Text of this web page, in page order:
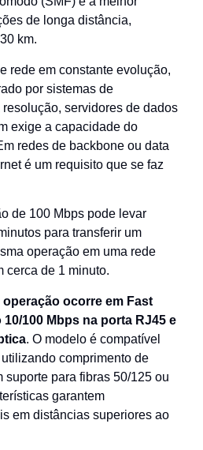
de longa distância,
km.
rede em constante evolução,
por sistemas de
servidores de dados
exige a capacidade do
redes de backbone ou data
é um requisito que se faz
de 100 Mbps pode levar
para transferir um
operação em uma rede
cerca de 1 minuto.
operação ocorre em Fast
100 Mbps na porta RJ45 e
. O modelo é compatível
comprimento de
suporte para fibras 50/125 ou
garantem
em distâncias superiores ao